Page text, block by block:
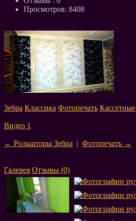
Просмотров: 8408
Зебра Классика Фотопечать Кассетные
Видео 1
← Рольшторы Зебра | Фотопечать →
Галерея Отзывы (0)